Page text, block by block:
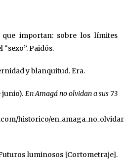
que importan: sobre los límites
Paidós.
y blanquitud. Era.
junio). En Amagá no olvidan a sus 73
historico/
luminosos [Cortometraje].